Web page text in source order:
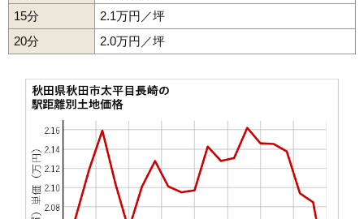
50 千秋中島町 16万円
51 川尻上野町 16万円
53 川尻新川町 16万円
54 手形新栄町
保戸野八丁 1,152万円
56 南通宮田
57 寺内油田 15万円
58 保戸野桜町 15万円 1,094万円
15分
2.1万円／坪
20分
2.0万円／坪